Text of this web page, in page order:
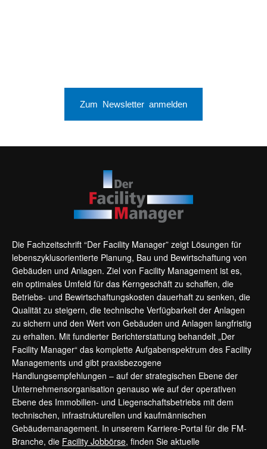
Zum Newsletter anmelden
Die Fachzeitschrift “Der Facility Manager” zeigt Lösungen für
lebenszyklusorientierte Planung, Bau und Bewirtschaftung von
Gebäuden und Anlagen. Ziel von Facility Management ist es,
ein optimales Umfeld für das Kerngeschäft zu schaffen, die
Betriebs- und Bewirtschaftungskosten dauerhaft zu senken, die
Qualität zu steigern, die technische Verfügbarkeit der Anlagen
zu sichern und den Wert von Gebäuden und Anlagen langfristig
zu erhalten. Mit fundierter Berichterstattung behandelt „Der
Facility Manager“ das komplette Aufgabenspektrum des Facility
Managements und gibt praxisbezogene
Handlungsempfehlungen – auf der strategischen Ebene der
Unternehmensorganisation genauso wie auf der operativen
Ebene des Immobilien- und Liegenschaftsbetriebs mit dem
technischen, infrastrukturellen und kaufmännischen
Gebäudemanagement. In unserem Karriere-Portal für die FM-
Branche, die Facility Jobbörse, finden Sie aktuelle